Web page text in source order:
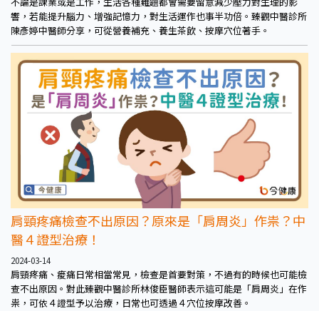
響，若能提升腦力、增強記憶力，對生活運作也事半功倍。臻觀中醫診所
陳彥婷中醫師分享，可從營養補充、養生茶飲、按摩穴位著手。
肩頸疼痛檢查不出原因？原來是「肩周炎」作祟？中
醫４證型治療！
2024-03-14
肩頸疼痛、痠痛日常相當常見，檢查是首要對策，不過有的時候也可能檢
查不出原因。對此臻觀中醫診所林俊臣醫師表示這可能是「肩周炎」在作
祟，可依４證型予以治療，日常也可透過４穴位按摩改善。